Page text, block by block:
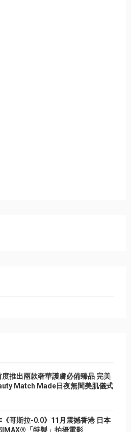
度推出兩款奢華護膚必備臻品 完美
Match Made日夜無間美肌儀式
《哥斯拉-0.0》11月震撼香港 日本
IMAX®「特製」拍攝電影